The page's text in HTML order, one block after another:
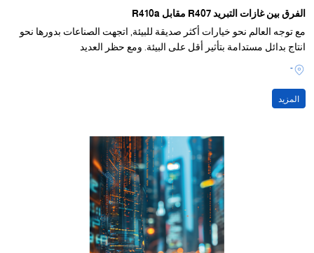
الفرق بين غازات التبريد R407 مقابل R410a
مع توجه العالم نحو خيارات أكثر صديقة للبيئة, اتجهت الصناعات بدورها نحو
انتاج بدائل مستدامة بتأثير أقل على البيئة. ومع حظر العديد
-
المزيد